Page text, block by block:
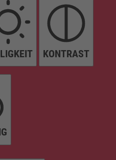
KONTRAST